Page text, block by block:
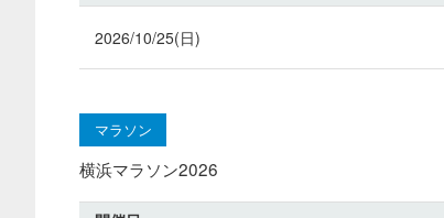
2026/10/25(日)
マラソン
横浜マラソン2026